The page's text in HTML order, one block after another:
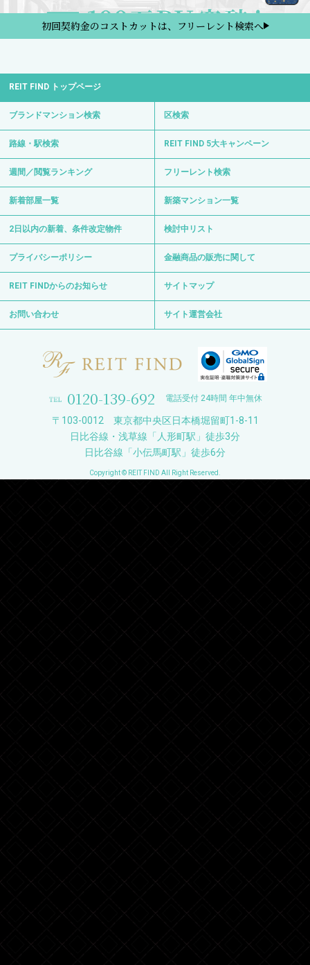
初回契約金のコストカットは、フリーレント検索へ
REIT FIND トップページ
ブランドマンション検索 区検索
路線・駅検索 REIT FIND 5大キャンペーン
週間／閲覧ランキング フリーレント検索
新着部屋一覧 新築マンション一覧
2日以内の新着、条件改定物件 検討中リスト
プライバシーポリシー 金融商品の販売に関して
REIT FINDからのお知らせ サイトマップ
お問い合わせ サイト運営会社
0120-139-692 電話受付 24時間 年中無休
〒103-0012 東京都中央区日本橋堀留町1-8-11
日比谷線・浅草線「人形町駅」徒歩3分
日比谷線「小伝馬町駅」徒歩6分
Copyright © REIT FIND All Right Reserved.